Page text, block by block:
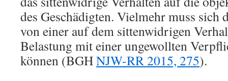
des Geschädigten. Vielmehr muss sich
von einer auf dem sittenwidrigen
Belastung mit einer ungewollten
können (BGHNJW-RR 2015, 275).